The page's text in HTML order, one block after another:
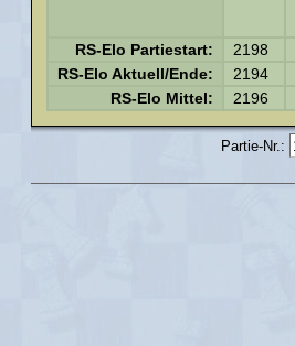
RS-Elo Partiestart:
2198
RS-Elo Aktuell/Ende:
2194
RS-Elo Mittel:
2196
Partie-Nr.: